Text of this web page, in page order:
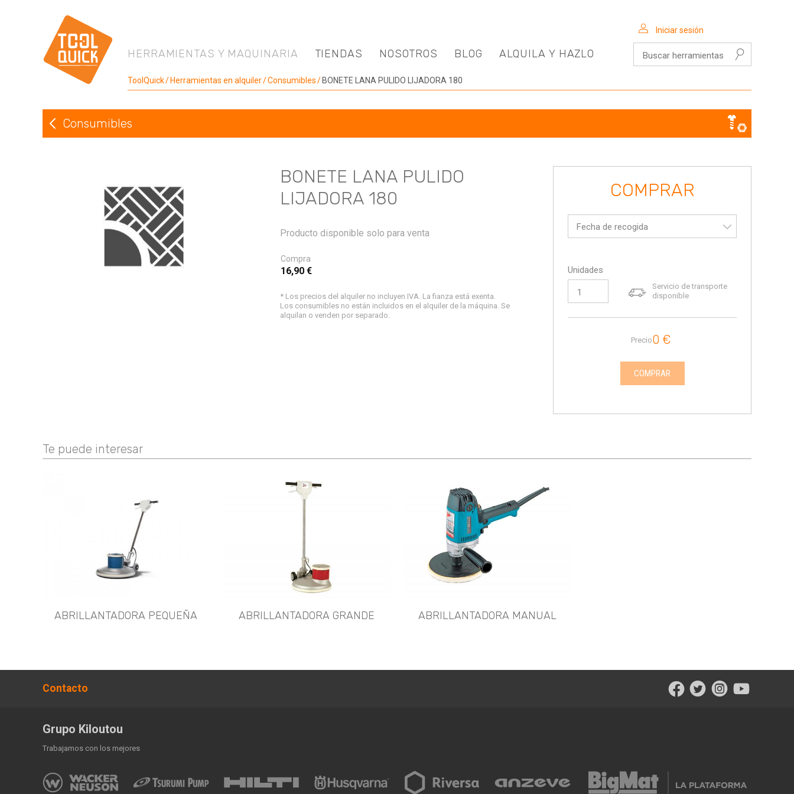
Iniciar sesión
HERRAMIENTAS Y MAQUINARIA TIENDAS NOSOTROS BLOG ALQUILA Y HAZLO
ToolQuick Herramientas en alquiler Consumibles BONETE LANA PULIDO LIJADORA 180
Volver a Consumibles
Consumibles
BONETE LANA PULIDO
LIJADORA 180
Producto disponible solo para venta
Compra
16,90 €
* Los precios del alquiler no incluyen IVA. La fianza está exenta.
Los consumibles no están incluidos en el alquiler de la máquina. Se
alquilan o venden por separado.
COMPRAR
Fecha de recogida
Unidades
Servicio de transporte
disponible
Precio0 €
COMPRAR
Te puede interesar
ABRILLANTADORA PEQUEÑA ABRILLANTADORA GRANDE ABRILLANTADORA MANUAL
Contacto
Grupo Kiloutou
Trabajamos con los mejores